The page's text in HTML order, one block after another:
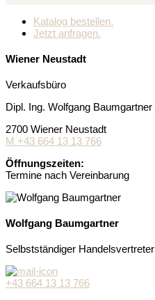
Katalog bestellen.
Jetzt anfragen.
Wiener Neustadt
Verkaufsbüro
Dipl. Ing. Wolfgang Baumgartner
2700 Wiener Neustadt
M +43 664 13 13 766
Öffnungszeiten:
Termine nach Vereinbarung
Wolfgang Baumgartner
Selbstständiger Handelsvertreter
+43 664 13 13 766